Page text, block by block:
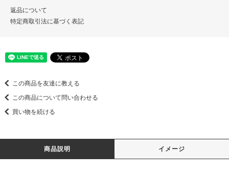
返品について
特定商取引法に基づく表記
この商品を友達に教える
この商品について問い合わせる
買い物を続ける
商品説明 イメージ